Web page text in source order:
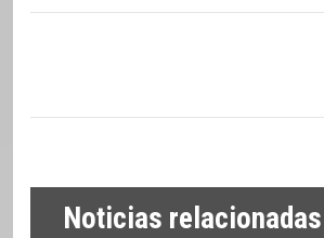
Noticias relacionadas